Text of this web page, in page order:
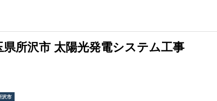
県所沢市 太陽光発電システム工事
沢市